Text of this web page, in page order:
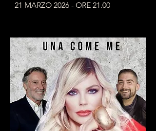
21 MARZO 2026 - ORE 21.00
RIO SALICETO